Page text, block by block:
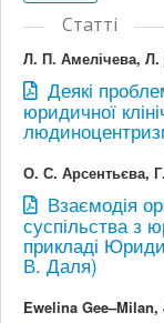
Статті
Л. П. Амелічева,
Деякі
юридичної
О. С. Арсентьєва,
Взаємодія
суспільства з
прикладі
В. Даля)
Ewelina